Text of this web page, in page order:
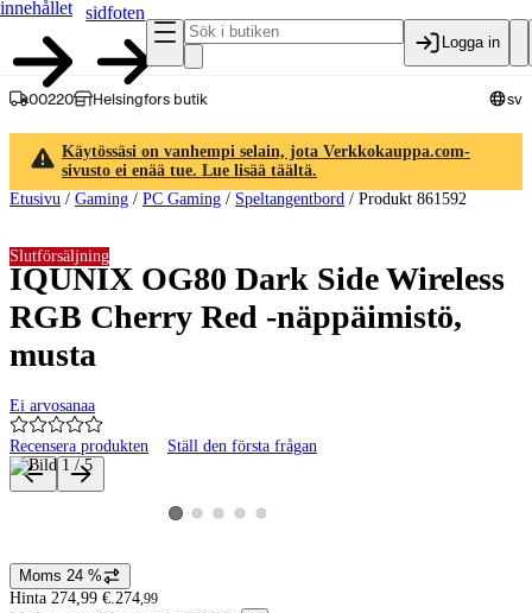
innehållet
sidfoten
Logga in
00220 Helsingfors butik sv
Käytössäsi on vanhempi selain, jota Verkkokauppa.com-
sivusto ei enää tue. Lue lisää täältä.
Etusivu / Gaming / PC Gaming / Speltangentbord / Produkt 861592
IQUNIX OG80 Dark Side Wireless
RGB Cherry Red -näppäimistö,
musta
Ei arvosanaa
Recensera produkten Ställ den första frågan
Slutförsäljning
Produktbilder och videor
Visa produktbild 1
Visa produktbild 2
Visa produktbild 3
Visa produktbild 4
Visa produktbild 5
Prisinformation
Moms 24 %
Hinta 274,99 €. 274,99